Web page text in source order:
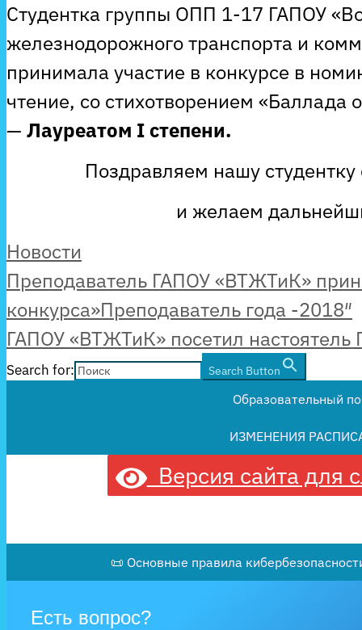
Студентка группы ОПП 1-17 ГАПОУ
железнодорожного транспорта и
принимала участие в конкурсе в
чтение, со стихотворением «Баллада
— Лауреатом Iстепени.
Поздравляем нашу
и желаем
Рубрики
Новости
Преподаватель ГАПОУ «ВТЖТиК»
конкурса»Преподаватель года -2018″
ГАПОУ «ВТЖТиК» посетил настоятель
Search for: Search Button
Образовательный
ИЗМЕНЕНИЯ
Версия сайта для
📜 Основные правила
Есть вопрос?